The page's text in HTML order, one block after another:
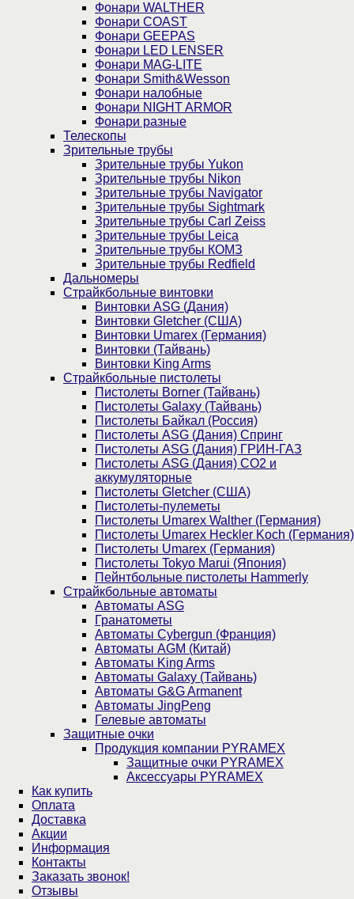
Фонари WALTHER
Фонари COAST
Фонари GEEPAS
Фонари LED LENSER
Фонари MAG-LITE
Фонари Smith&Wesson
Фонари налобные
Фонари NIGHT ARMOR
Фонари разные
Телескопы
Зрительные трубы
Зрительные трубы Yukon
Зрительные трубы Nikon
Зрительные трубы Navigator
Зрительные трубы Sightmark
Зрительные трубы Carl Zeiss
Зрительные трубы Leica
Зрительные трубы КОМЗ
Зрительные трубы Redfield
Дальномеры
Страйкбольные винтовки
Винтовки ASG (Дания)
Винтовки Gletcher (США)
Винтовки Umarex (Германия)
Винтовки (Тайвань)
Винтовки King Arms
Страйкбольные пистолеты
Пистолеты Borner (Тайвань)
Пистолеты Galaxy (Тайвань)
Пистолеты Байкал (Россия)
Пистолеты ASG (Дания) Спринг
Пистолеты ASG (Дания) ГРИН-ГАЗ
Пистолеты ASG (Дания) CO2 и
аккумуляторные
Пистолеты Gletcher (США)
Пистолеты-пулеметы
Пистолеты Umarex Walther (Германия)
Пистолеты Umarex Heckler Koch (Германия)
Пистолеты Umarex (Германия)
Пистолеты Tokyo Marui (Япония)
Пейнтбольные пистолеты Hammerly
Страйкбольные автоматы
Автоматы ASG
Гранатометы
Автоматы Cybergun (Франция)
Автоматы AGM (Китай)
Автоматы King Arms
Автоматы Galaxy (Тайвань)
Автоматы G&G Armanent
Автоматы JingPeng
Гелевые автоматы
Защитные очки
Продукция компании PYRAMEX
Защитные очки PYRAMEX
Аксессуары PYRAMEX
Как купить
Оплата
Доставка
Акции
Информация
Контакты
Заказать звонок!
Отзывы